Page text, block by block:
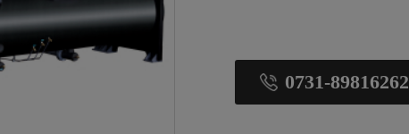
0731-89816262